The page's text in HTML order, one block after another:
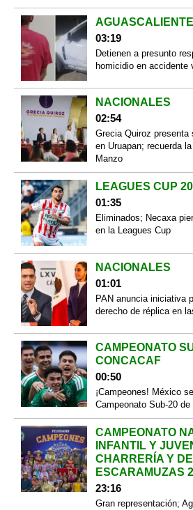
03:19
Detienen a presunto
homicidio en accidente
NACIONALES
02:54
Grecia Quiroz presenta
en Uruapan; recuerda
Manzo
LEAGUES CUP
01:35
Eliminados; Necaxa
en la Leagues Cup
NACIONALES
01:01
PAN anuncia iniciativa
derecho de réplica en
CAMPEONATO
CONCACAF
00:50
¡Campeones! México
Campeonato Sub-20
CAMPEONATO
INFANTIL Y
CHARRERÍA Y DE
ESCARAMUZAS
23:16
Gran representación;